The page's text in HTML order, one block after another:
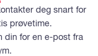
deg snart for
prøvetime.
din for en e-post fra